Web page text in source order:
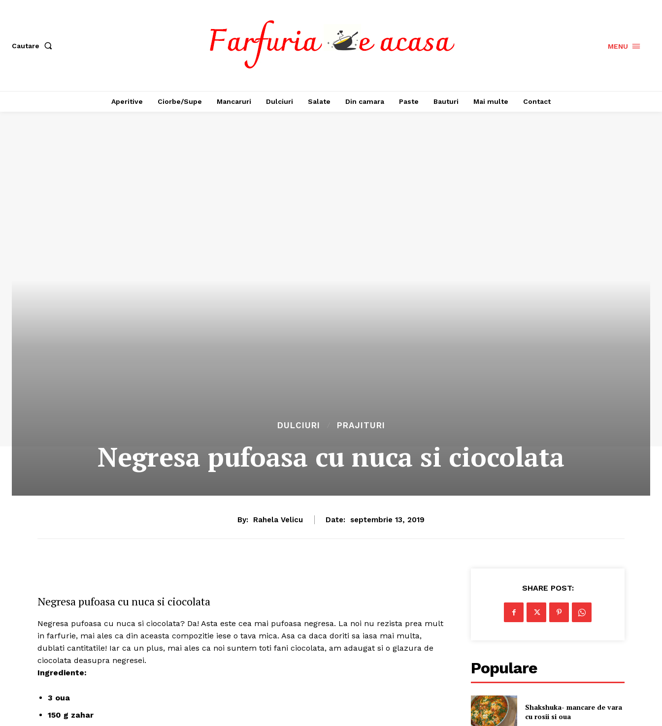
Cautare MENU
Aperitive Ciorbe/Supe Mancaruri Dulciuri Salate Din camara Paste Bauturi Mai multe Contact
DULCIURI PRAJITURI
Negresa pufoasa cu nuca si ciocolata
By: Rahela Velicu Date: septembrie 13, 2019
Negresa pufoasa cu nuca si ciocolata
Negresa pufoasa cu nuca si ciocolata? Da! Asta este cea mai pufoasa negresa. La noi nu rezista prea mult
in farfurie, mai ales ca din aceasta compozitie iese o tava mica. Asa ca daca doriti sa iasa mai multa,
dublati cantitatile! Iar ca un plus, mai ales ca noi suntem toti fani ciocolata, am adaugat si o glazura de
ciocolata deasupra negresei.
Ingrediente:
3 oua
150 g zahar
SHARE POST:
Populare
Shakshuka- mancare de vara
cu rosii si oua